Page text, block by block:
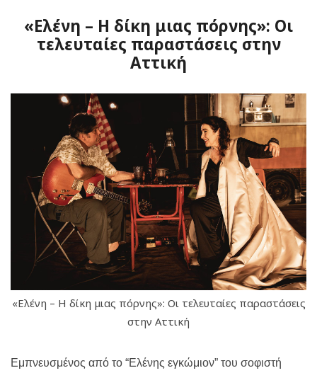
«Ελένη – Η δίκη μιας πόρνης»: Οι
τελευταίες παραστάσεις στην
Αττική
«Ελένη – Η δίκη μιας πόρνης»: Οι τελευταίες παραστάσεις
στην Αττική
Εμπνευσμένος από το “Ελένης εγκώμιον” του σοφιστή